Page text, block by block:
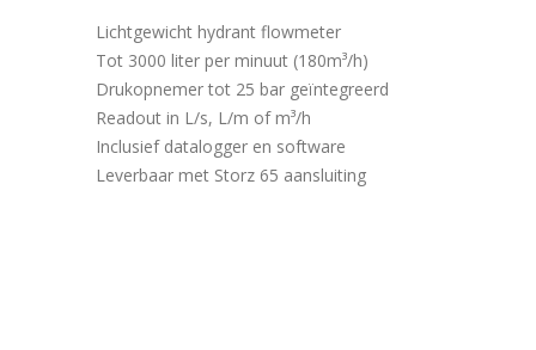
Lichtgewicht hydrant flowmeter
Tot 3000 liter per minuut (180m³/h)
Drukopnemer tot 25 bar geïntegreerd
Readout in L/s, L/m of m³/h
Inclusief datalogger en software
Leverbaar met Storz 65 aansluiting